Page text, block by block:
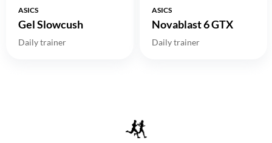
ASICS
Gel Slowcush
Daily trainer
ASICS
Novablast 6 GTX
Daily trainer